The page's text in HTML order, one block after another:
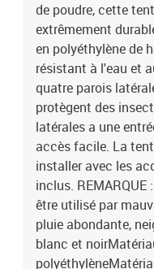
de poudre, cette
extrêmement
en polyéthylène de
résistant à l'eau et
quatre parois
protègent des
latérales a une
accès facile. La
installer avec les
inclus.
être utilisé par
pluie abondante,
blanc et